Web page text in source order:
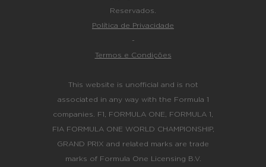
Reservados.
Política de Privacidade
-
Termos e Condições
This website is unofficial and is not
associated in any way with the Formula 1
companies. F1, FORMULA ONE, FORMULA 1,
FIA FORMULA ONE WORLD CHAMPIONSHIP,
GRAND PRIX and related marks are trade
marks of Formula One Licensing B.V.